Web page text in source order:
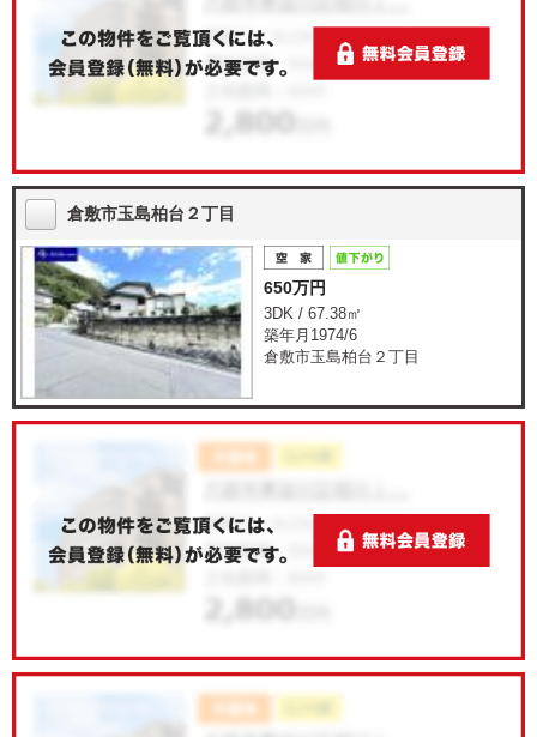
倉敷市玉島柏台２丁目
650万円
3DK / 67.38㎡
築年月1974/6
倉敷市玉島柏台２丁目